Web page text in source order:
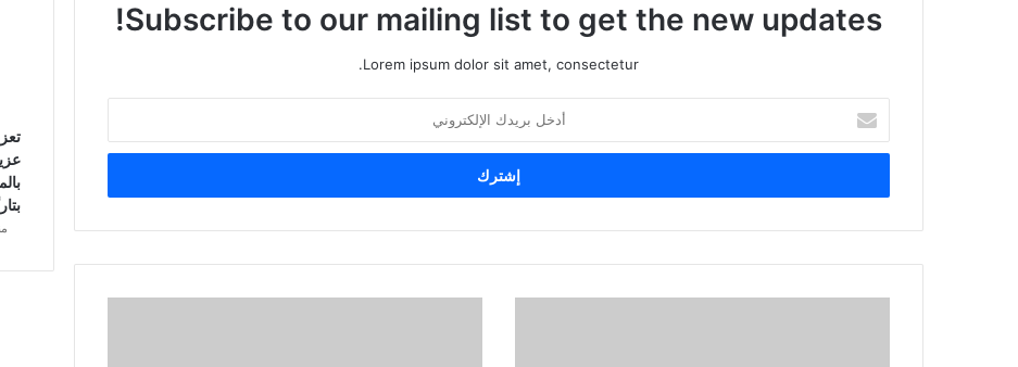
Subscribe to our mailing list to get the new updates!
Lorem ipsum dolor sit amet, consectetur.
خ
ب
د
منذ